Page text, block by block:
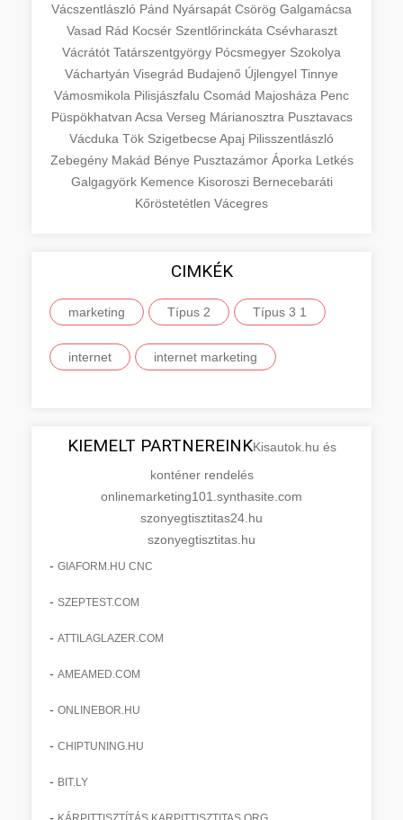
Vácszentlászló Pánd Nyársapát Csörög Galgamácsa
Vasad Rád Kocsér Szentlőrinckáta Csévharaszt
Vácrátót Tatárszentgyörgy Pócsmegyer Szokolya
Váchartyán Visegrád Budajenő Újlengyel Tinnye
Vámosmikola Pilisjászfalu Csomád Majosháza Penc
Püspökhatvan Acsa Verseg Márianosztra Pusztavacs
Vácduka Tök Szigetbecse Apaj Pilisszentlászló
Zebegény Makád Bénye Pusztazámor Áporka Letkés
Galgagyörk Kemence Kisoroszi Bernecebaráti
Kőröstetétlen Vácegres
CIMKÉK
marketing Típus 2 Típus 3 1
internet internet marketing
KIEMELT PARTNEREINKKisautok.hu és
konténer rendelés
onlinemarketing101.synthasite.com
szonyegtisztitas24.hu
szonyegtisztitas.hu
- GIAFORM.HU CNC
- SZEPTEST.COM
- ATTILAGLAZER.COM
- AMEAMED.COM
- ONLINEBOR.HU
- CHIPTUNING.HU
- BIT.LY
-